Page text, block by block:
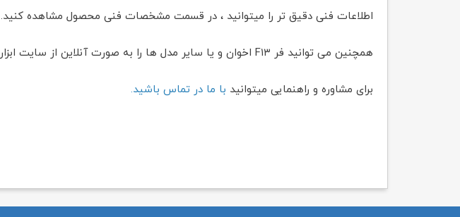
اطلاعات فنی دقیق تر را میتوانید ، در قسمت مشخصات فنی محصول مشاهده کنید.
همچنین می توانید فر F۱۳ اخوان و یا سایر مدل ها را به صورت آنلاین از سایت ابزارینا تهیه نمایید.
برای مشاوره و راهنمایی میتوانید با ما در تماس باشید.